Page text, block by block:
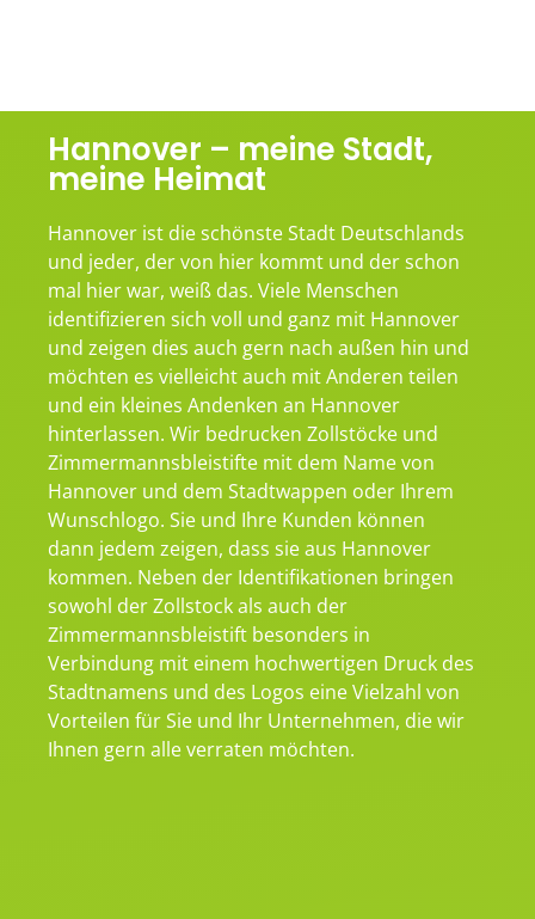
Hannover – meine Stadt,
meine Heimat
Hannover ist die schönste Stadt Deutschlands
und jeder, der von hier kommt und der schon
mal hier war, weiß das. Viele Menschen
identifizieren sich voll und ganz mit Hannover
und zeigen dies auch gern nach außen hin und
möchten es vielleicht auch mit Anderen teilen
und ein kleines Andenken an Hannover
hinterlassen. Wir bedrucken Zollstöcke und
Zimmermannsbleistifte mit dem Name von
Hannover und dem Stadtwappen oder Ihrem
Wunschlogo. Sie und Ihre Kunden können
dann jedem zeigen, dass sie aus Hannover
kommen. Neben der Identifikationen bringen
sowohl der Zollstock als auch der
Zimmermannsbleistift besonders in
Verbindung mit einem hochwertigen Druck des
Stadtnamens und des Logos eine Vielzahl von
Vorteilen für Sie und Ihr Unternehmen, die wir
Ihnen gern alle verraten möchten.